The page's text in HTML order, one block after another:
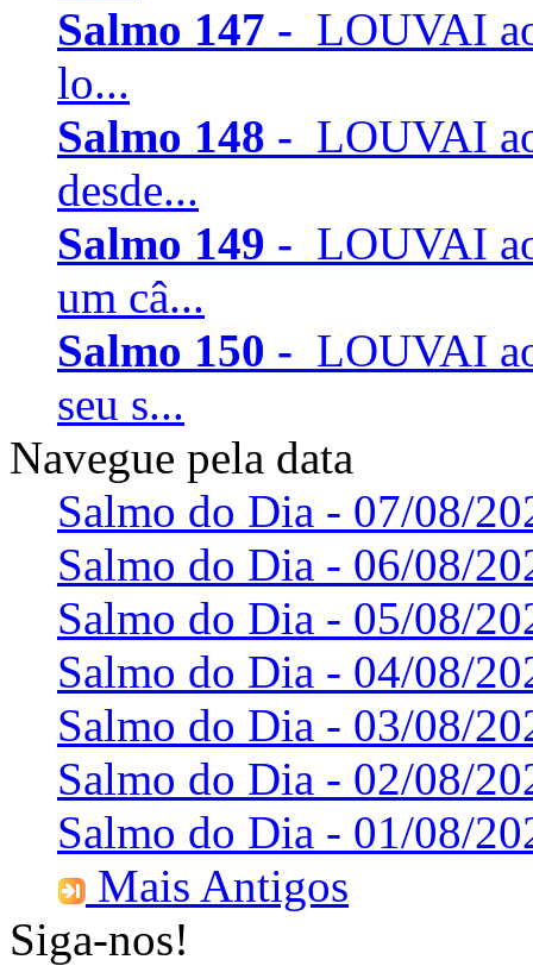
Salmo 147 - LOUVAI
lo...
Salmo 148 - LOUVAI
desde...
Salmo 149 - LOUVAI
um câ...
Salmo 150 - LOUVAI
seu s...
Navegue pela data
Salmo do Dia - 07/08/
Salmo do Dia - 06/08/
Salmo do Dia - 05/08/
Salmo do Dia - 04/08/
Salmo do Dia - 03/08/
Salmo do Dia - 02/08/
Salmo do Dia - 01/08/
Mais Antigos
Siga-nos!